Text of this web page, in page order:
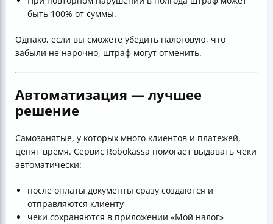
быть 100% от суммы.
Однако, если вы сможете убедить налоговую, что
забыли не нарочно, штраф могут отменить.
Автоматизация — лучшее
решение
Самозанятые, у которых много клиентов и платежей,
ценят время. Сервис Robokassa помогает выдавать чеки
автоматически:
после оплаты документы сразу создаются и
отправляются клиенту
чеки сохраняются в приложении «Мой налог»